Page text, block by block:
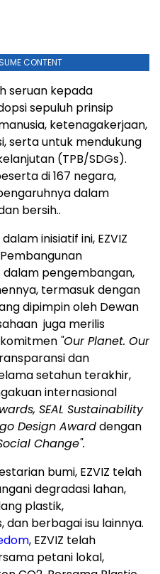
CONTENT
seruan kepada
sepuluh prinsip
ketenagakerjaan,
serta untuk mendukung
(TPB/SDGs).
di 167 negara,
dalam
bersih..
inisiatif ini, EZVIZ
dalam pengembangan,
termasuk dengan
dipimpin oleh Dewan
juga merilis
"Our Planet. Our
dan
setahun terakhir,
internasional
SEAL Sustainability
Design Awarddengan
Change".
bumi, EZVIZ telah
degradasi lahan,
plastik,
berbagai isu lainnya.
, EZVIZ telah
petani lokal,